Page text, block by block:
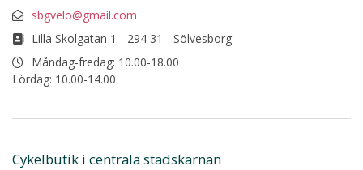
sbgvelo@gmail.com
Lilla Skolgatan 1 - 294 31 - Sölvesborg
Måndag-fredag: 10.00-18.00
Lördag: 10.00-14.00
Cykelbutik i centrala stadskärnan